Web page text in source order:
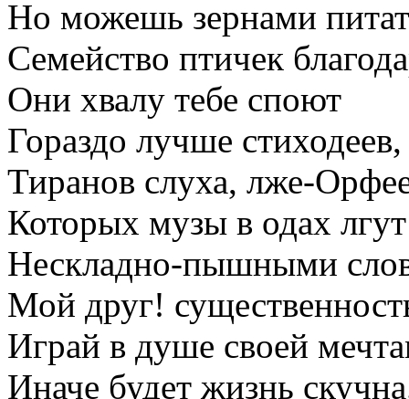
Но можешь зернами
Семейство птичек
Они хвалу тебе споют
Гораздо лучше стиходеев,
Тиранов слуха, лже-
Которых музы в одах лгут
Нескладно-пышными
Мой друг!
Играй в душе своей
Иначе будет жизнь